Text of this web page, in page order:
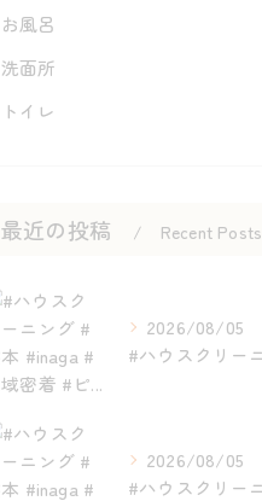
お風呂
洗面所
トイレ
最近の投稿 Recent Posts
2026/08/05
2026/08/05